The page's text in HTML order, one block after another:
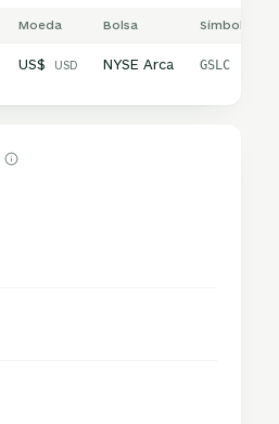
Moeda Bolsa Símbolo
US$ USD NYSE Arca GSLC